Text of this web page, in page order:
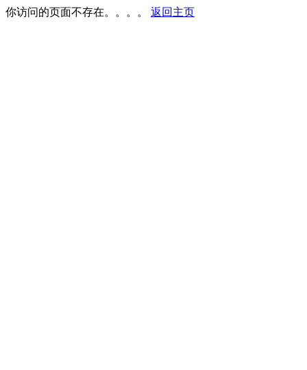
你访问的页面不存在。。。。 返回主页